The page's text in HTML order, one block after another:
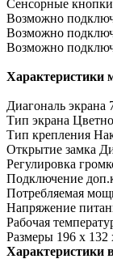
Сенсорные кнопки
Возможно
Возможно
Возможно
Характеристики
Диагональ экрана
Тип экрана
Тип крепления
Открытие замка
Регулировка
Подключение
Потребляемая
Напряжение
Рабочая
Размеры 196 х
Характеристики